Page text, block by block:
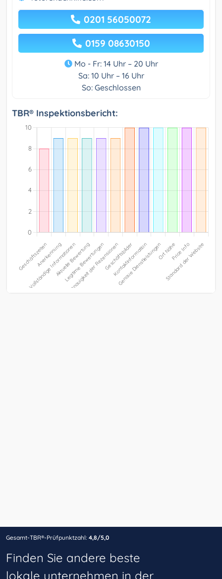
0201 56050072
0159 08630150
Mo - Fr: 14 Uhr – 20 Uhr
Sa: 10 Uhr – 16 Uhr
So: Geschlossen
TBR® Inspektionsbericht:
Gesamt-TBR®-Prüfpunktzahl: 4,8/5,0
Finden Sie andere beste
lokale unternehmen in der